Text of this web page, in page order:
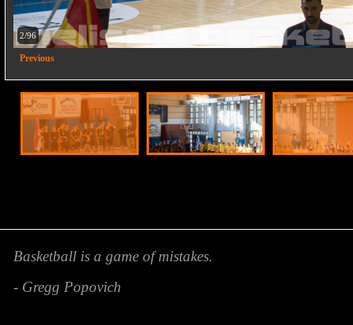
2/96
Previous
Basketball is a game of mistakes.
- Gregg Popovich